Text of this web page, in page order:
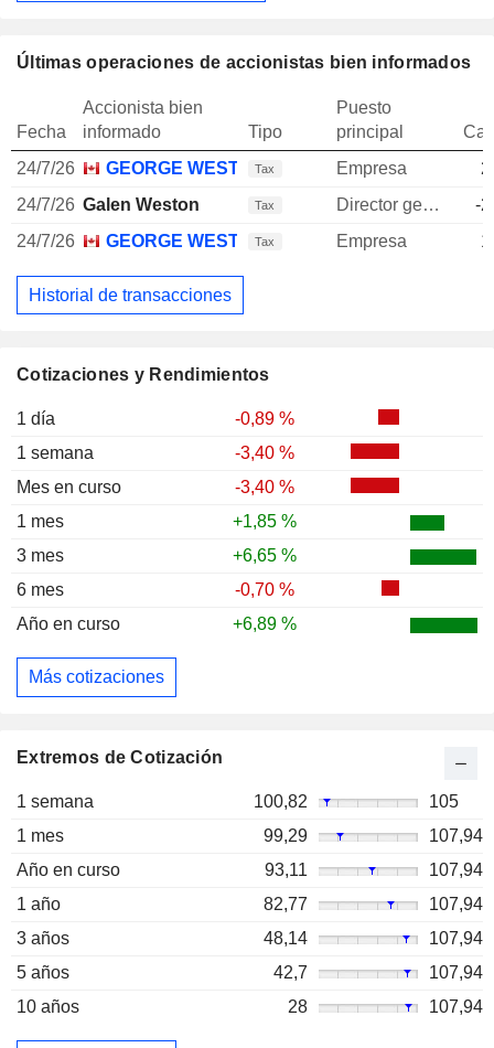
Cotizaciones y Rendimientos
1 día
-0,89 %
1 semana
-3,40 %
Mes en curso
-3,40 %
1 mes
+1,85 %
3 mes
+6,65 %
6 mes
-0,70 %
Año en curso
+6,89 %
Más cotizaciones
Extremos de Cotización
1 semana 100,82
105
1 mes
99,29
107,94
Año en curso
93,11
107,94
1 año
82,77
107,94
3 años
48,14
107,94
5 años
42,7
107,94
10 años
28 107,94
Últimas operaciones de accionistas bien informados
Fecha
Accionista bien
informado
Tipo
Puesto
principal
24/7/26
GEORGE WESTON LTD.
Tax Empresa
24/7/26 Galen Weston Tax Director general
-
24/7/26
GEORGE WESTON LTD.
Tax Empresa
Historial de transacciones